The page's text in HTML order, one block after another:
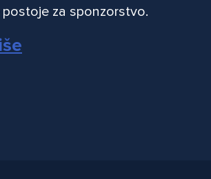
za sponzorstvo.